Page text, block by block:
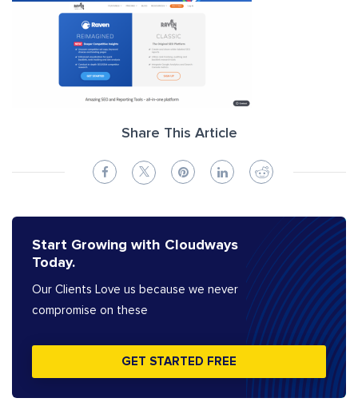
Share This Article
Start Growing with Cloudways
Today.
Our Clients Love us because we never
compromise on these
GET STARTED FREE